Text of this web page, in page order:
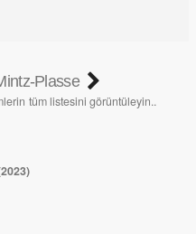
Plasse
tüm listesini görüntüleyin..